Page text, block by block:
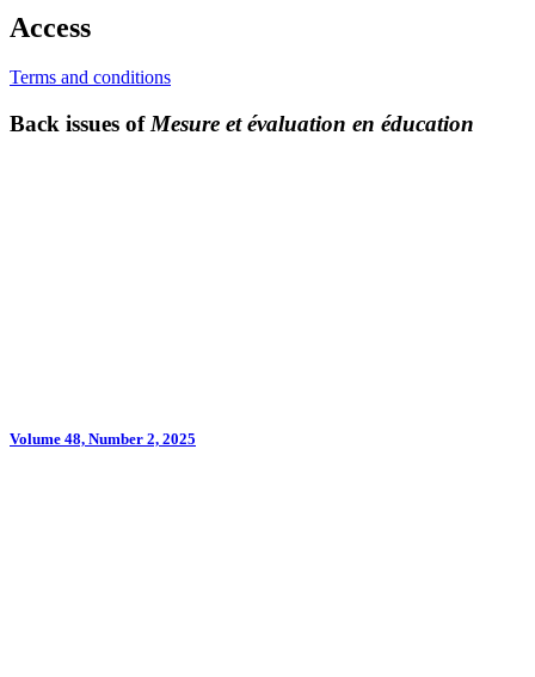
Access
Terms and conditions
Back issues of Mesure et évaluation en éducation
Volume 48, Number 2, 2025